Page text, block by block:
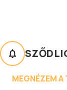
MEGNÉZEM A